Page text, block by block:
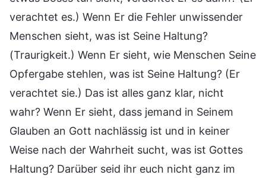
verachtet es.) Wenn Er die Fehler unwissender
Menschen sieht, was ist Seine Haltung?
(Traurigkeit.) Wenn Er sieht, wie Menschen Seine
Opfergabe stehlen, was ist Seine Haltung? (Er
verachtet sie.) Das ist alles ganz klar, nicht
wahr? Wenn Er sieht, dass jemand in Seinem
Glauben an Gott nachlässig ist und in keiner
Weise nach der Wahrheit sucht, was ist Gottes
Haltung? Darüber seid ihr euch nicht ganz im